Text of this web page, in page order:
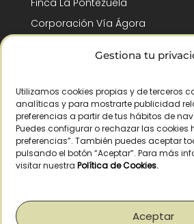
Gestiona tu
Utilizamos cookies propias y de terceros
analíticas y para mostrarte publicidad
preferencias a partir de tus hábitos de
Puedes configurar o rechazar las cookies
preferencias”. También puedes aceptar
pulsando el botón “Aceptar”. Para más
visitar nuestra Política de Cookies.
Aceptar
Finca La Pontezuela
Corporación Vía Ágora
RSC y Fundación Gómez-Pintado
Trabaja con nosotros
Reconocimientos
© Copyright 2026 /
– Todos los derechos
Política de privacidad|Política